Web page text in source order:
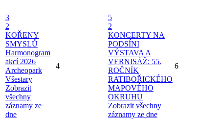
3
2
KOŘENY
SMYSLŮ
Harmonogram
akcí 2026
Archeopark
Všestary
Zobrazit
všechny
záznamy ze
dne
4
5
2
KONCERTY NA
PODSÍNI
VÝSTAVA A
VERNISÁŽ: 55.
ROČNÍK
RATIBOŘICKÉHO
MAPOVÉHO
OKRUHU
Zobrazit všechny
záznamy ze dne
6